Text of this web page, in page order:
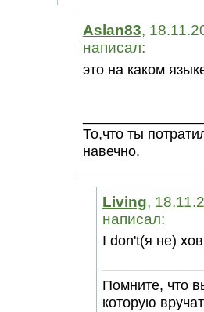
Aslan83,
написал:
это на каком
То,что ты
навечно.
Living,
написал:
I don't(я не)
Помните, что
которую